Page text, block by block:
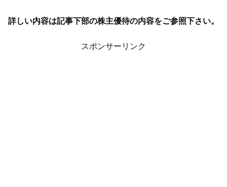
詳しい内容は記事下部の株主優待の内容をご参照下さい。
スポンサーリンク